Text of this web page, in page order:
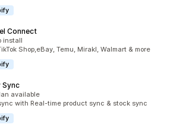
Connect
install
Shop,eBay, Temu, Mirakl, Walmart & more
Sync
available
with Real-time product sync & stock sync